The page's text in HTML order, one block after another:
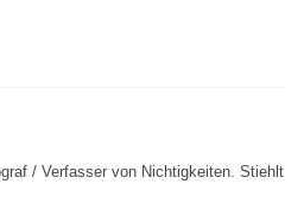
/ Verfasser von Nichtigkeiten.